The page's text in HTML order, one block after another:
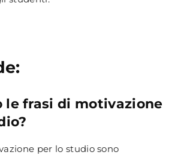
le frasi di motivazione
per lo studio sono